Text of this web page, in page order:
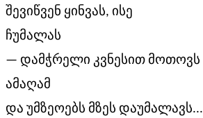
შევიწვენ ყინვას, ისე
ჩუმალას
— დამჭრელი კვნესით მოთოვს
ამაღამ
და უმზეოებს მზეს დაუმალავს...